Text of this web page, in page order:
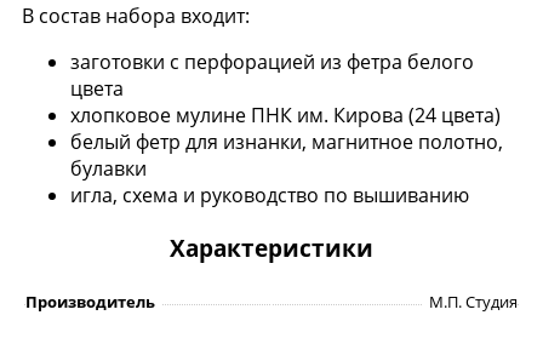
В состав набора входит:
заготовки с перфорацией из фетра белого
цвета
хлопковое мулине ПНК им. Кирова (24 цвета)
белый фетр для изнанки, магнитное полотно,
булавки
игла, схема и руководство по вышиванию
Характеристики
Производитель М.П. Студия